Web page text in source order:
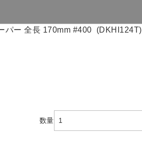
パー 全長 170mm #400 (DKHI124T)
数量